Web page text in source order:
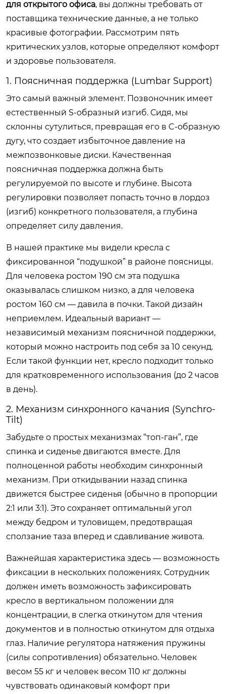
для открытого офиса, вы должны требовать от
поставщика технические данные, а не только
красивые фотографии. Рассмотрим пять
критических узлов, которые определяют комфорт
и здоровье пользователя.
1. Поясничная поддержка (Lumbar Support)
Это самый важный элемент. Позвоночник имеет
естественный S-образный изгиб. Сидя, мы
склонны сутулиться, превращая его в C-образную
дугу, что создает избыточное давление на
межпозвонковые диски. Качественная
поясничная поддержка должна быть
регулируемой по высоте и глубине. Высота
регулировки позволяет попасть точно в лордоз
(изгиб) конкретного пользователя, а глубина
определяет силу давления.
В нашей практике мы видели кресла с
фиксированной “подушкой” в районе поясницы.
Для человека ростом 190 см эта подушка
оказывалась слишком низко, а для человека
ростом 160 см — давила в почки. Такой дизайн
неприемлем. Идеальный вариант —
независимый механизм поясничной поддержки,
который можно настроить под себя за 10 секунд.
Если такой функции нет, кресло подходит только
для кратковременного использования (до 2 часов
в день).
2. Механизм синхронного качания (Synchro-
Tilt)
Забудьте о простых механизмах “топ-ган”, где
спинка и сиденье двигаются вместе. Для
полноценной работы необходим синхронный
механизм. При откидывании назад спинка
движется быстрее сиденья (обычно в пропорции
2:1 или 3:1). Это сохраняет оптимальный угол
между бедром и туловищем, предотвращая
сползание таза вперед и сдавливание живота.
Важнейшая характеристика здесь — возможность
фиксации в нескольких положениях. Сотрудник
должен иметь возможность зафиксировать
кресло в вертикальном положении для
концентрации, в слегка откинутом для чтения
документов и в полностью откинутом для отдыха
глаз. Наличие регулятора натяжения пружины
(силы сопротивления) обязательно. Человек
весом 55 кг и человек весом 110 кг должны
чувствовать одинаковый комфорт при